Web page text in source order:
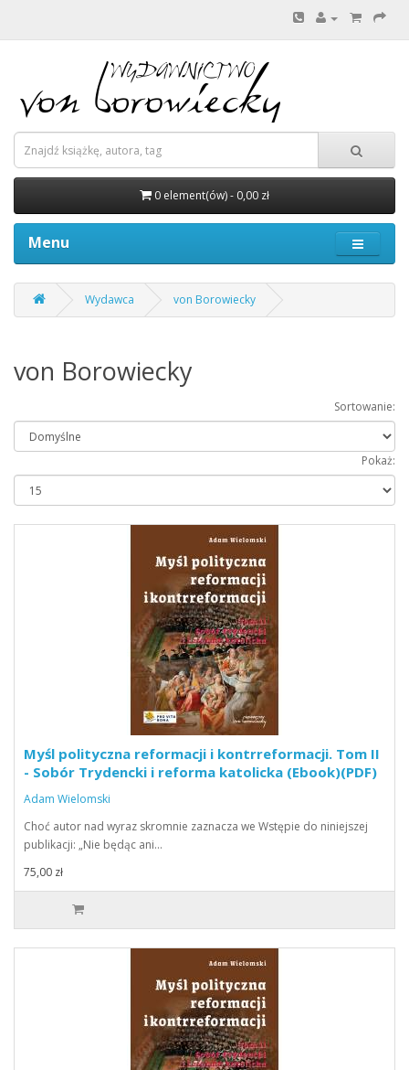
0 element(ów) - 0,00 zł
Menu
Wydawca von Borowiecky
von Borowiecky
Sortowanie:
Pokaż:
Myśl polityczna reformacji i kontrreformacji. Tom II
- Sobór Trydencki i reforma katolicka (Ebook)(PDF)
Adam Wielomski
Choć autor nad wyraz skromnie zaznacza we Wstępie do niniejszej
publikacji: „Nie będąc ani…
75,00 zł